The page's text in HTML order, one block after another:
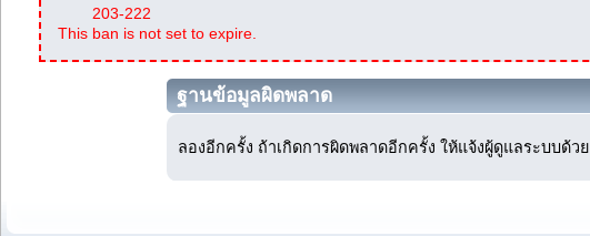
203-222
This ban is not set to expire.
ฐานข้อมูลผิดพลาด
ลองอีกครั้ง ถ้าเกิดการผิดพลาดอีกครั้ง ให้แจ้งผู้ดูแลระบบด้วย